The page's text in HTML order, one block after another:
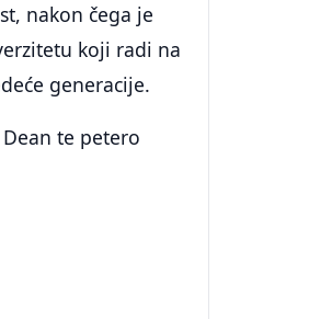
nakon čega je
koji radi na
generacije.
te petero